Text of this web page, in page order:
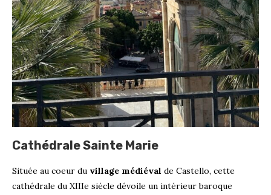
Cathédrale Sainte Marie
Située au coeur du village médiéval de Castello, cette
cathédrale du XIIIe siècle dévoile un intérieur baroque